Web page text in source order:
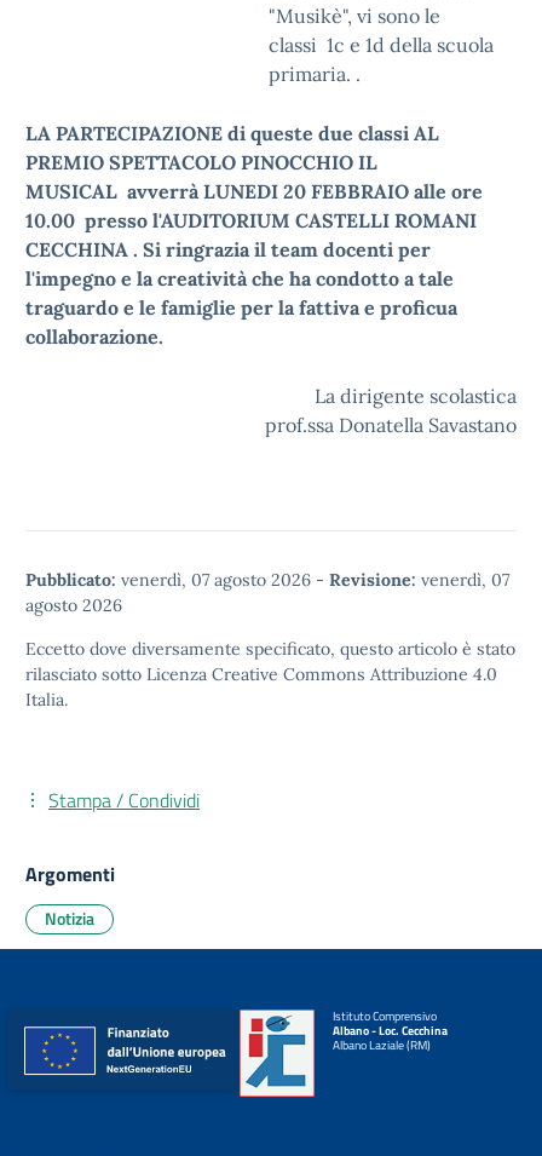
"Musikè", vi sono le
classi 1c e 1d della scuola
primaria. .
LA PARTECIPAZIONE di queste due classi AL
PREMIO SPETTACOLO PINOCCHIO IL
MUSICAL avverrà LUNEDI 20 FEBBRAIO alle ore
10.00 presso l'AUDITORIUM CASTELLI ROMANI
CECCHINA . Si ringrazia il team docenti per
l'impegno e la creatività che ha condotto a tale
traguardo e le famiglie per la fattiva e proficua
collaborazione.
La dirigente scolastica
prof.ssa Donatella Savastano
Pubblicato: venerdì, 07 agosto 2026 - Revisione: venerdì, 07
agosto 2026
Eccetto dove diversamente specificato, questo articolo è stato
rilasciato sotto Licenza Creative Commons Attribuzione 4.0
Italia.
Stampa / Condividi
Argomenti
Notizia
Istituto Comprensivo
Albano - Loc. Cecchina
Albano Laziale (RM)